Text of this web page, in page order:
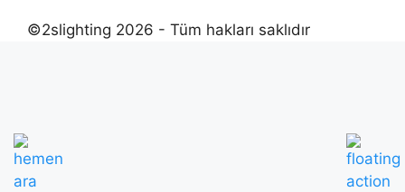
©2slighting 2026 - Tüm hakları saklıdır